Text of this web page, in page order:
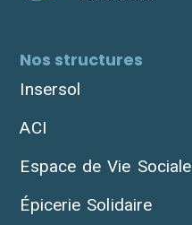
Nos structures
Insersol
ACI
Espace de Vie Sociale
Épicerie Solidaire